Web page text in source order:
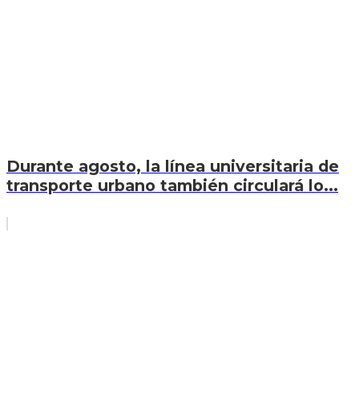
Durante agosto, la línea universitaria de
transporte urbano también circulará lo...